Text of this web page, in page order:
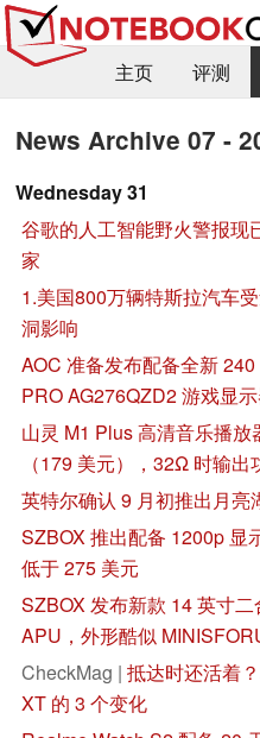
主页 评测
News Archive 07 -
Wednesday 31
谷歌的人工智能野火警报现
家
1.美国800万辆特斯拉汽车
洞影响
AOC 准备发布配备全新
PRO AG276QZD2 游戏显
山灵 M1 Plus 高清音乐播
（179 美元），32Ω 时输
英特尔确认 9 月初推出月亮
SZBOX 推出配备 1200p 显
低于 275 美元
SZBOX 发布新款 14 英寸
APU，外形酷似
CheckMag | 抵达时还活着
XT 的 3 个变化